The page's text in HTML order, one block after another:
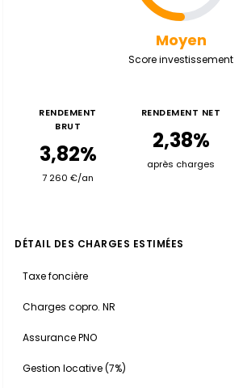
Moyen
Score investissement
RENDEMENT
BRUT
3,82%
7 260 €/an
RENDEMENT NET
2,38%
après charges
DÉTAIL DES CHARGES ESTIMÉES
Taxe foncière
Charges copro. NR
Assurance PNO
Gestion locative (7%)